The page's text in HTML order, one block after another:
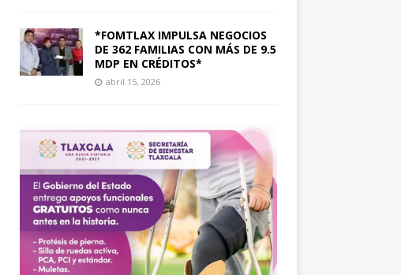
*FOMTLAX IMPULSA NEGOCIOS
DE 362 FAMILIAS CON MÁS DE 9.5
MDP EN CRÉDITOS*
abril 15, 2026